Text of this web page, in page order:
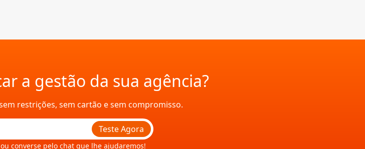
a gestão da sua agência?
restrições, sem cartão e sem compromisso.
Teste Agora
converse pelo chat que lhe ajudaremos!